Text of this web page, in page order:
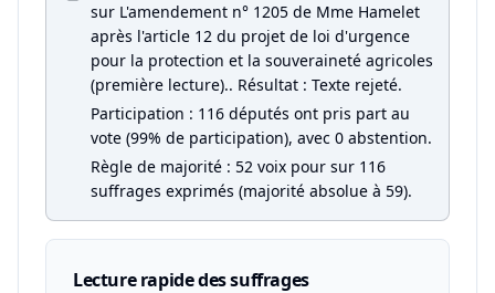
sur L'amendement n° 1205 de Mme Hamelet
après l'article 12 du projet de loi d'urgence
pour la protection et la souveraineté agricoles
(première lecture).. Résultat : Texte rejeté.
Participation : 116 députés ont pris part au
vote (99% de participation), avec 0 abstention.
Règle de majorité : 52 voix pour sur 116
suffrages exprimés (majorité absolue à 59).
Lecture rapide des suffrages